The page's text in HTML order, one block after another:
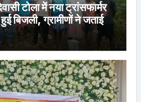
टोला में नया ट्रांसफार्मर
बिजली, ग्रामीणों ने जताई